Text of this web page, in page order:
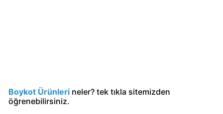
Boykot
mu?
Boykot Ürünleri neler? tek tıkla sitemizden
öğrenebilirsiniz.